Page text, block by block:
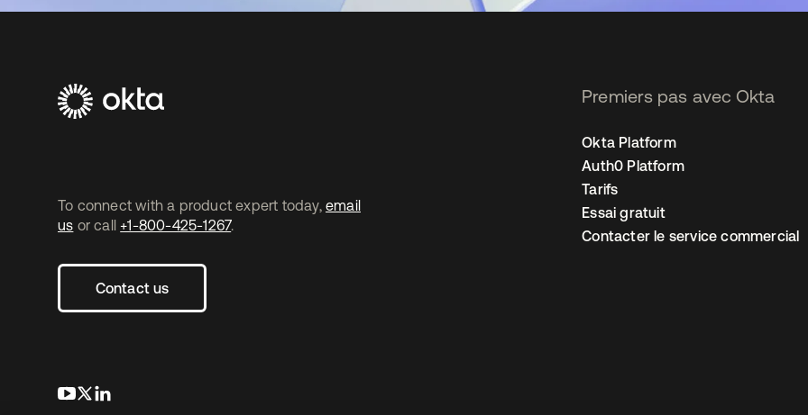
To connect with a product expert today, email
us or call +1-800-425-1267.
Contact us
s’ouvre dans un nouvel onglet
s’ouvre dans un nouvel onglet
Premiers pas avec Okta
Okta Platform
Auth0 Platform
Tarifs
Essai gratuit
Contacter le service commercial